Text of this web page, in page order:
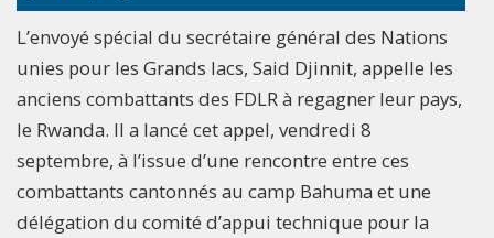
L’envoyé spécial du secrétaire général des Nations
unies pour les Grands lacs, Said Djinnit, appelle les
anciens combattants des FDLR à regagner leur pays,
le Rwanda. Il a lancé cet appel, vendredi 8
septembre, à l’issue d’une rencontre entre ces
combattants cantonnés au camp Bahuma et une
délégation du comité d’appui technique pour la